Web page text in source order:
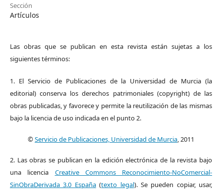
Sección
Artículos
Las obras que se publican en esta revista están sujetas a los
siguientes términos:
1. El Servicio de Publicaciones de la Universidad de Murcia (la
editorial) conserva los derechos patrimoniales (copyright) de las
obras publicadas, y favorece y permite la reutilización de las mismas
bajo la licencia de uso indicada en el punto 2.
©Servicio de Publicaciones, Universidad de Murcia, 2011
2. Las obras se publican en la edición electrónica de la revista bajo
una licencia Creative Commons Reconocimiento-NoComercial-
SinObraDerivada 3.0 España(texto legal). Se pueden copiar, usar,